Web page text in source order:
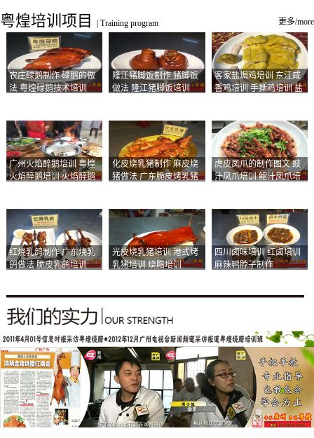
粤煌培训项目 Training program 更多/more
农庄碌鹅制作 碌鹅的做
法 粤煌碌鹅技术培训
隆江猪脚饭制作 猪脚饭
做法 隆江猪脚饭培训
客家盐焗鸡培训 东江咸
香鸡培训 手撕鸡培训 盐
广州火焰醉鹅培训 粤煌
火焰醉鹅培训 火焰醉鹅
化皮烧乳猪制作 麻皮烧
猪做法 广东脆皮烤乳猪
虎皮凤爪的制作图文 豉
汁凤爪培训 鲍汁凤爪培
红烧乳鸽制作 广东烧乳
鸽做法 脆皮乳鸽培训
光皮烧乳猪培训 港式烤
乳猪培训 烧腊培训
四川卤味培训 红卤培训
麻辣鸭脖子制作